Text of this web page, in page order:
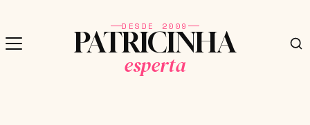
DESDE 2009
PATRICINHA
esperta